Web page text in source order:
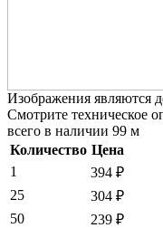
Изображения являются
Смотрите техническое
всего в наличии 99 м
Количество Цена
1
394 ₽
25
304 ₽
50
239 ₽